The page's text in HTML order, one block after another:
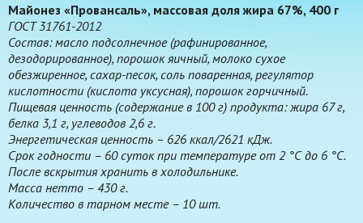
Майонез «Провансаль», массовая доля жира 67%, 400 г
ГОСТ 31761-2012
Состав: масло подсолнечное (рафинированное,
дезодорированное), порошок яичный, молоко сухое
обезжиренное, сахар-песок, соль поваренная, регулятор
кислотности (кислота уксусная), порошок горчичный.
Пищевая ценность (содержание в 100 г) продукта: жира 67 г,
белка 3,1 г, углеводов 2,6 г.
Энергетическая ценность – 626 ккал/2621 кДж.
Срок годности – 60 суток при температуре от 2 °С до 6 °С.
После вскрытия хранить в холодильнике.
Масса нетто – 430 г.
Количество в тарном месте – 10 шт.